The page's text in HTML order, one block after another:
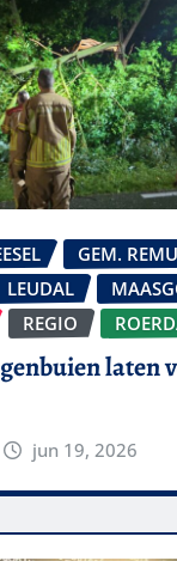
GEM.
LEUDAL
REGIO
laten
jun 19, 2026